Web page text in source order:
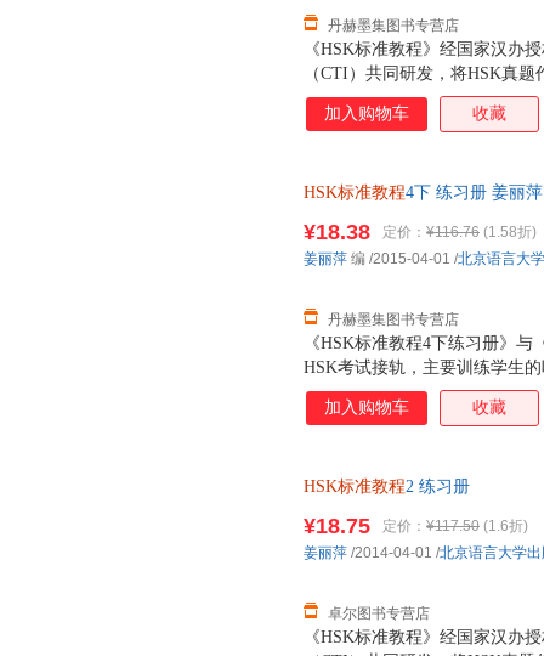
《HSK标准教程》经国家汉办
（CTI）共同研发，将HSK真
悉的话题、科学严谨的课程设
的全方位对接，是一套充分体
9册。每册分课本、练习册、教
册听力文本及参考答案。可为
教学指导和有效的教学支持。
丹赫墨集图书专营店
加入购物车 收藏
HSK标准教程4下 练习册 姜丽
《HSK标准教程4下练习册》
HSK考试接轨，主要训练学生
练习册》共10课。每课设置听
¥18.38 定价： ¥116.76 (1.58折)
丹赫墨集图书专营店
姜丽萍 编 /2015-04-01 /北京语言大
加入购物车 收藏
HSK标准教程2 练习册
《HSK标准教程》经国家汉办
¥18.75 定价： ¥117.50 (1.6折)
卓尔图书专营店
姜丽萍 /2014-04-01 /北京语言大学